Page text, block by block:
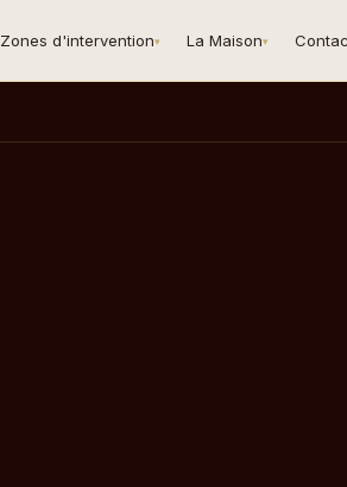
Zones d'intervention▾ La Maison▾